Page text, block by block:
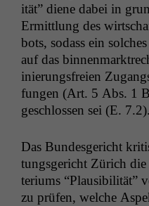
ität” diene dabei in
Ermit­tlung des
bots, sodass ein
auf das
inierungs­freien
fun­gen (Art. 5 Abs. 1
geschlossen sei (E. 7.2).
Das Bun­des­gericht
tungs­gericht Zürich
teri­ums “Plau­si­bil­ität”
zu prüfen, welche